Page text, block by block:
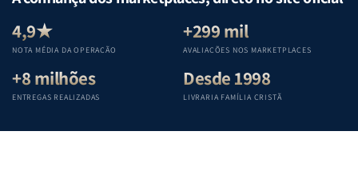
Equipe
Teológica
Penkal
Equipe
Penkal
Equipe
Teológica
Penkal
Equipe
4,9★
NOTA MÉDIA DA OPERAÇÃO
+299 mil
AVALIAÇÕES NOS MARKETPLACES
+8 milhões
ENTREGAS REALIZADAS
Desde 1998
LIVRARIA FAMÍLIA CRISTÃ